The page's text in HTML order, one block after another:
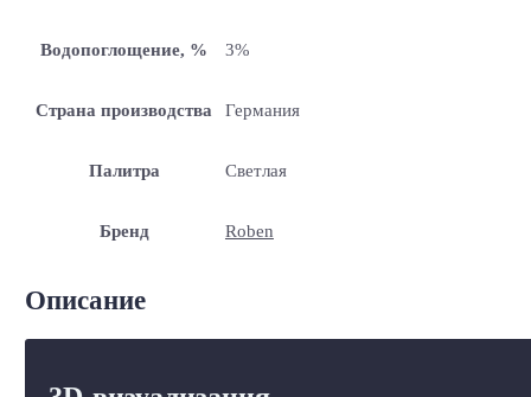
Водопоглощение, % 3%
Страна производства Германия
Палитра Светлая
Бренд Roben
Описание